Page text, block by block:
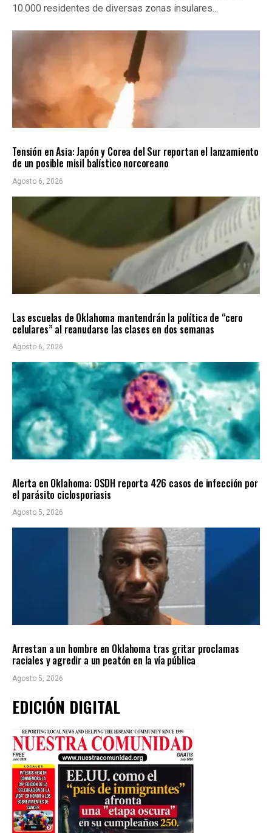
10.000 residentes de diversas zonas insulares...
Tensión en Asia: Japón y Corea del Sur reportan el lanzamiento
de un posible misil balístico norcoreano
Agosto 6, 2026
Las escuelas de Oklahoma mantendrán la política de “cero
celulares” al reanudarse las clases en dos semanas
Agosto 6, 2026
Alerta en Oklahoma: OSDH reporta 426 casos de infección por
el parásito ciclosporiasis
Agosto 5, 2026
Arrestan a un hombre en Oklahoma tras gritar proclamas
raciales y agredir a un peatón en la vía pública
Agosto 5, 2026
EDICIÓN DIGITAL